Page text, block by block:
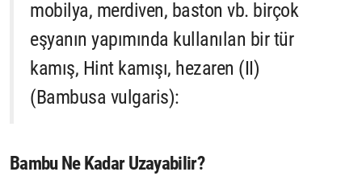
mobilya, merdiven, baston vb. birçok
eşyanın yapımında kullanılan bir tür
kamış, Hint kamışı, hezaren (II)
(Bambusa vulgaris):
Bambu Ne Kadar Uzayabilir?